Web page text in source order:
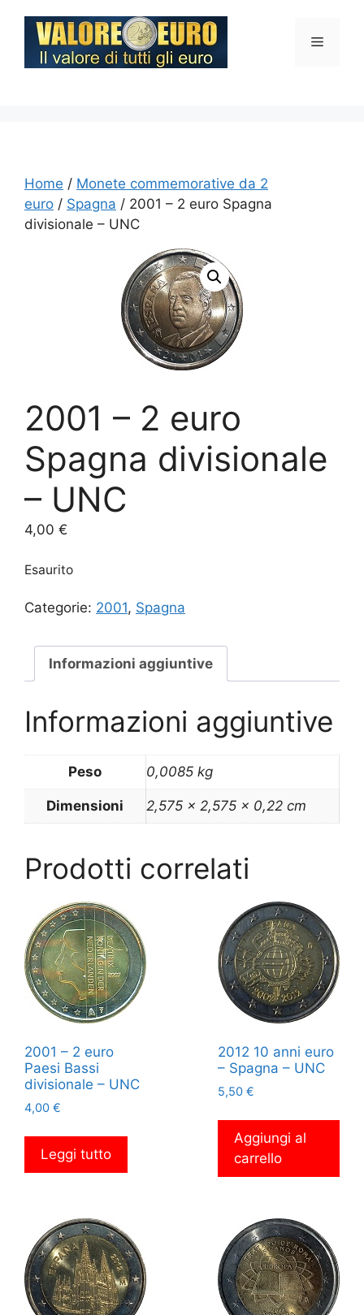
contenuto
Menu
Home / Monete commemorative da 2
euro / Spagna / 2001 – 2 euro Spagna
divisionale – UNC
2001 – 2 euro
Spagna divisionale
– UNC
4,00 €
Esaurito
Categorie: 2001, Spagna
Informazioni aggiuntive
Informazioni aggiuntive
Peso 0,0085 kg
Dimensioni 2,575 × 2,575 × 0,22 cm
Prodotti correlati
2001 – 2 euro
Paesi Bassi
divisionale – UNC
4,00 €
Leggi tutto
2012 10 anni euro
– Spagna – UNC
5,50 €
Aggiungi al
carrello